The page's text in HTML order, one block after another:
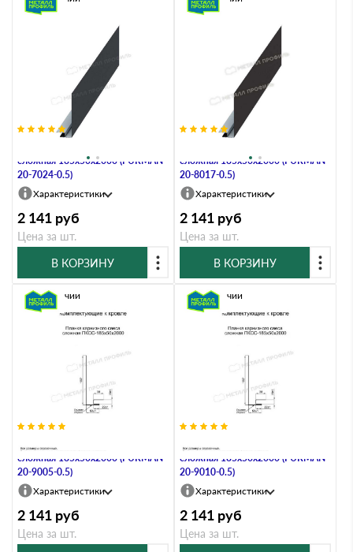
сложная 185х50х2000 (PURMAN-
20-7024-0.5)
Характеристики
2 141 руб
Цена за шт.
В КОРЗИНУ
сложная 185х50х2000 (PURMAN-
20-8017-0.5)
Характеристики
2 141 руб
Цена за шт.
В КОРЗИНУ
сложная 185х50х2000 (PURMAN-
20-9005-0.5)
В наличии
Характеристики
2 141 руб
Цена за шт.
сложная 185х50х2000 (PURMAN-
20-9010-0.5)
В наличии
Характеристики
2 141 руб
Цена за шт.